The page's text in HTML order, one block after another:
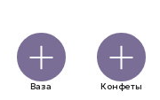
Ваза Конфеты